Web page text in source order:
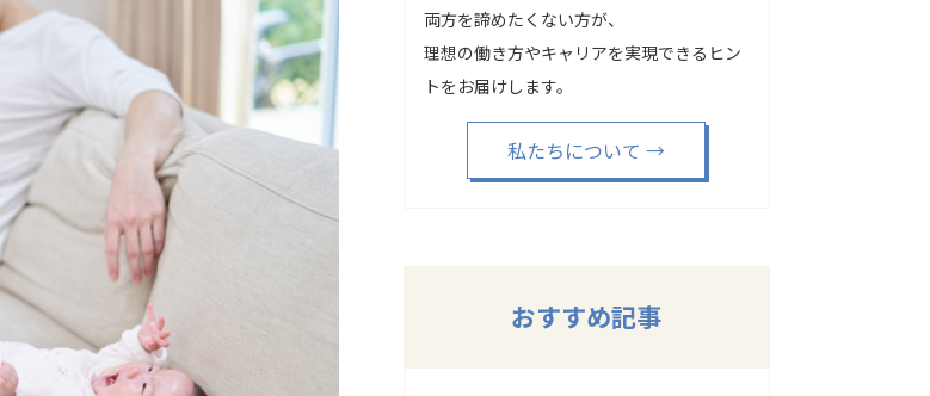
両方を諦めたくない方が、
理想の働き方やキャリアを実現できるヒン
トをお届けします。
私たちについて →
おすすめ記事